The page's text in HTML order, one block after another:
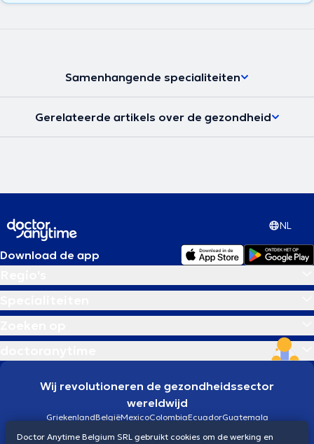
Samenhangende specialiteiten
Gerelateerde artikels over de gezondheid
NL
Download de app
Wij revolutioneren de gezondheidssector
wereldwijd
GriekenlandBelgiëMexicoColombiaEcuadorGuatemala
Doctor Anytime Belgium SRL gebruikt cookies om de werking en